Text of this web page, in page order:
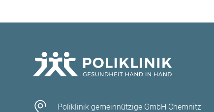
Poliklinik gemeinnützige GmbH Chemnitz